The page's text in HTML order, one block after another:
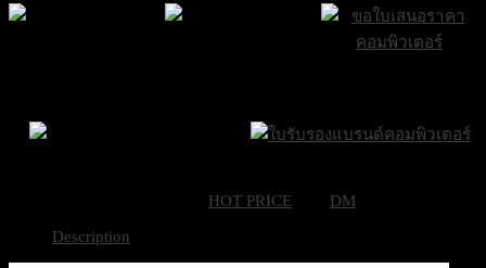
HOT PRICE
DM
Description